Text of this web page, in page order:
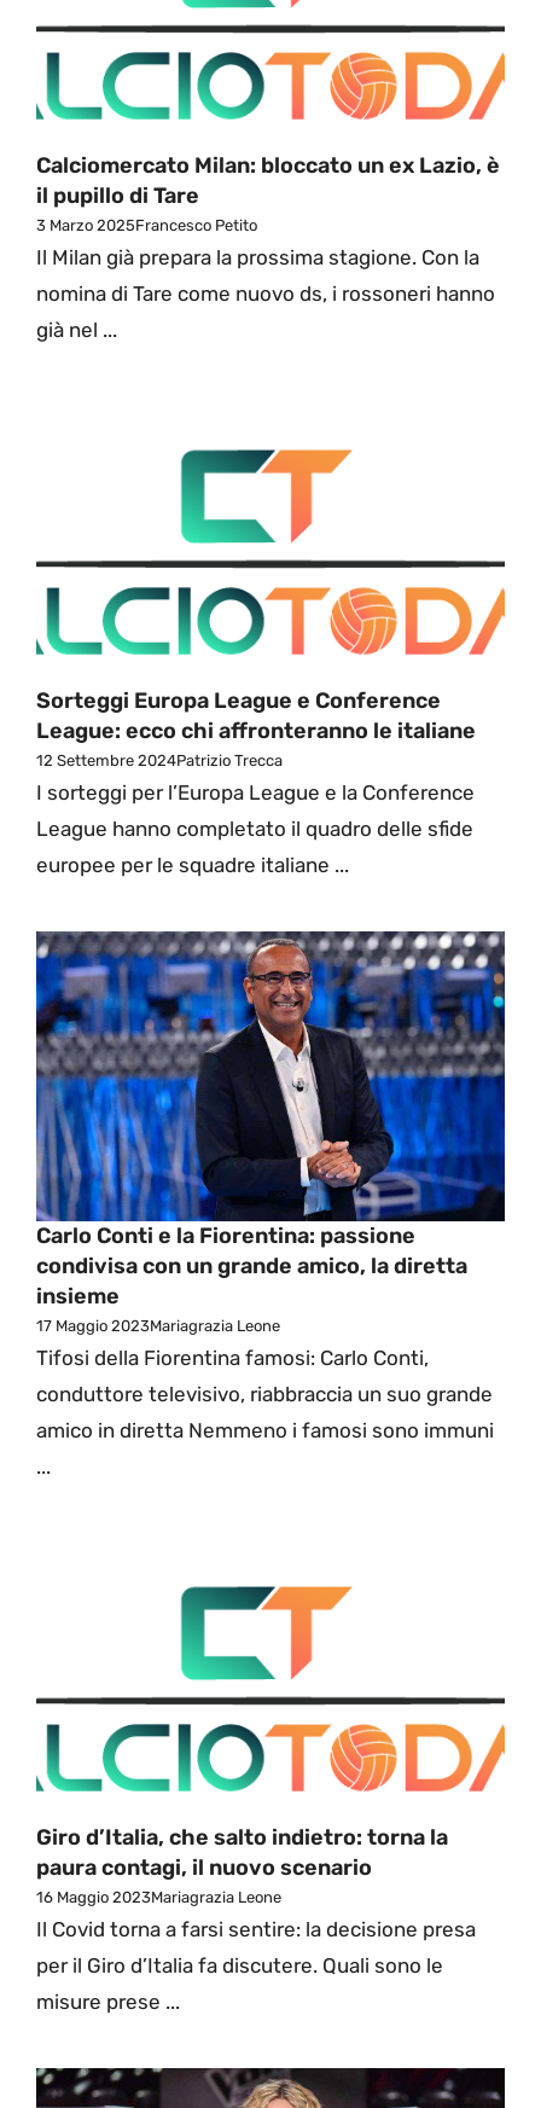
Calciomercato Milan: bloccato un ex Lazio, è
il pupillo di Tare
3 Marzo 2025Francesco Petito
Il Milan già prepara la prossima stagione. Con la
nomina di Tare come nuovo ds, i rossoneri hanno
già nel ...
Sorteggi Europa League e Conference
League: ecco chi affronteranno le italiane
12 Settembre 2024Patrizio Trecca
I sorteggi per l’Europa League e la Conference
League hanno completato il quadro delle sfide
europee per le squadre italiane ...
Carlo Conti e la Fiorentina: passione
condivisa con un grande amico, la diretta
insieme
17 Maggio 2023Mariagrazia Leone
Tifosi della Fiorentina famosi: Carlo Conti,
conduttore televisivo, riabbraccia un suo grande
amico in diretta Nemmeno i famosi sono immuni
...
Giro d’Italia, che salto indietro: torna la
paura contagi, il nuovo scenario
16 Maggio 2023Mariagrazia Leone
Il Covid torna a farsi sentire: la decisione presa
per il Giro d’Italia fa discutere. Quali sono le
misure prese ...